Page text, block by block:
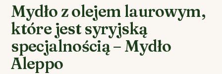
Mydło z olejem laurowym,
które jest syryjską
specjalnością – Mydło
Aleppo